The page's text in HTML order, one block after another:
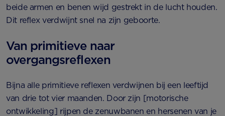
beide armen en benen wijd gestrekt in de lucht houden.
Dit reflex verdwijnt snel na zijn geboorte.
Van primitieve naar
overgangsreflexen
Bijna alle primitieve reflexen verdwijnen bij een leeftijd
van drie tot vier maanden. Door zijn [motorische
ontwikkeling] rijpen de zenuwbanen en hersenen van je